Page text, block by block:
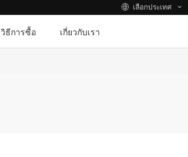
เลือกประเทศ
วิธีการซื้อ เกี่ยวกับเรา